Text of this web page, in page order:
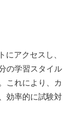
にアクセスし、
の学習スタイル
これにより、カ
効率的に試験対